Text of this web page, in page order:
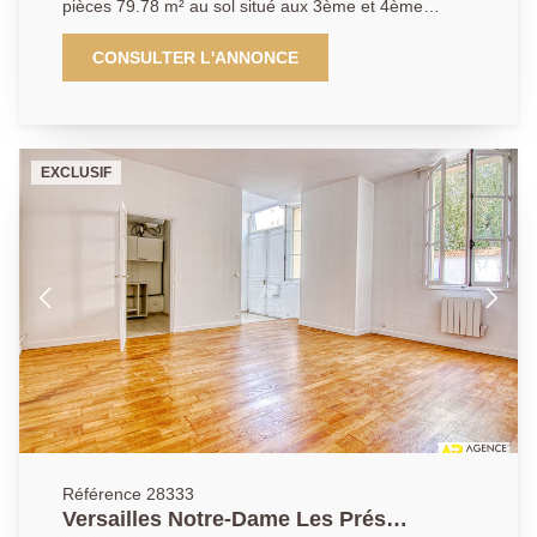
pièces 79.78 m² au sol situé aux 3ème et 4ème
étages - Adresse de premier ordre à quelques
minutes à pied de la rue de la Paroisse (commerces),
écoles de renom, Parc du Château et transports
(65.54 m² carrez) occupant les deux derniers étages
(3è et 4è) d'un bel immeuble ancien. Vous y
découvrirez: Au 1er niveau: Entrée, cuisine équipée,
salon, chambre avec avec salle de douche et wc, salle
de bains. A l'étage: deux autres chambres, wc. A cela
s'ajoute une cave. Vous serez séduits par
l'emplacement unique de ce bien, son "esprit maison"
et son charme indéniable. A visiter sans tarder.
Exclusivité.
CONSULTER L'ANNONCE
EXCLUSIF
Référence 28333
Versailles Notre-Dame Les Prés